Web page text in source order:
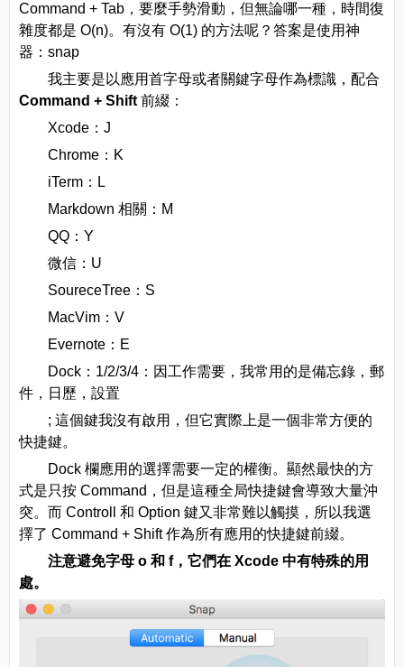
Command + Tab，要麼手勢滑動，但無論哪一種，時間復
雜度都是 O(n)。有沒有 O(1) 的方法呢？答案是使用神
器：snap
我主要是以應用首字母或者關鍵字母作為標識，配合
Command + Shift 前綴：
Xcode：J
Chrome：K
iTerm：L
Markdown 相關：M
QQ：Y
微信：U
SoureceTree：S
MacVim：V
Evernote：E
Dock：1/2/3/4：因工作需要，我常用的是備忘錄，郵
件，日歷，設置
; 這個鍵我沒有啟用，但它實際上是一個非常方便的
快捷鍵。
Dock 欄應用的選擇需要一定的權衡。顯然最快的方
式是只按 Command，但是這種全局快捷鍵會導致大量沖
突。而 Controll 和 Option 鍵又非常難以觸摸，所以我選
擇了 Command + Shift 作為所有應用的快捷鍵前綴。
注意避免字母 o 和 f，它們在 Xcode 中有特殊的用
處。